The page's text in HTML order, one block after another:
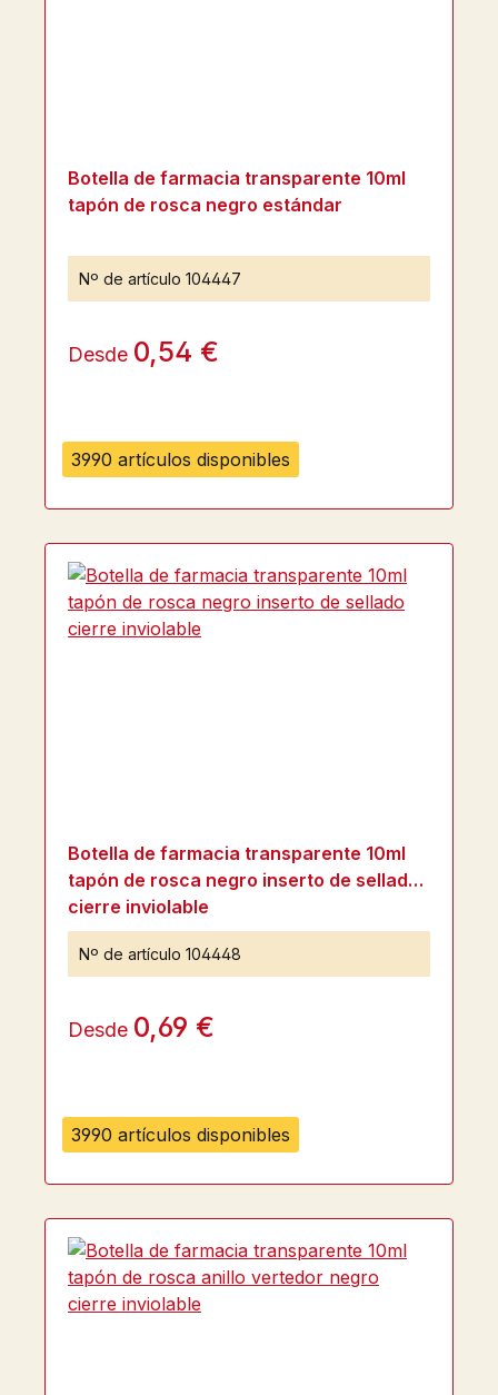
3990 artículos disponibles
Botella de farmacia transparente 10ml
tapón de rosca negro estándar
Nº de artículo 104447
Desde 0,54 €
3990 artículos disponibles
Botella de farmacia transparente 10ml
tapón de rosca negro inserto de sellado
cierre inviolable
Nº de artículo 104448
Desde 0,69 €